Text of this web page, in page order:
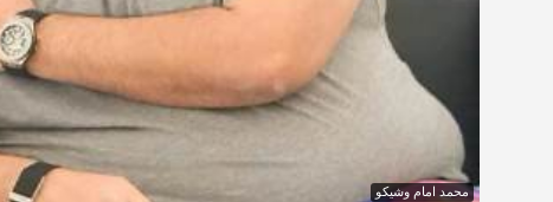
محمد امام وشيكو